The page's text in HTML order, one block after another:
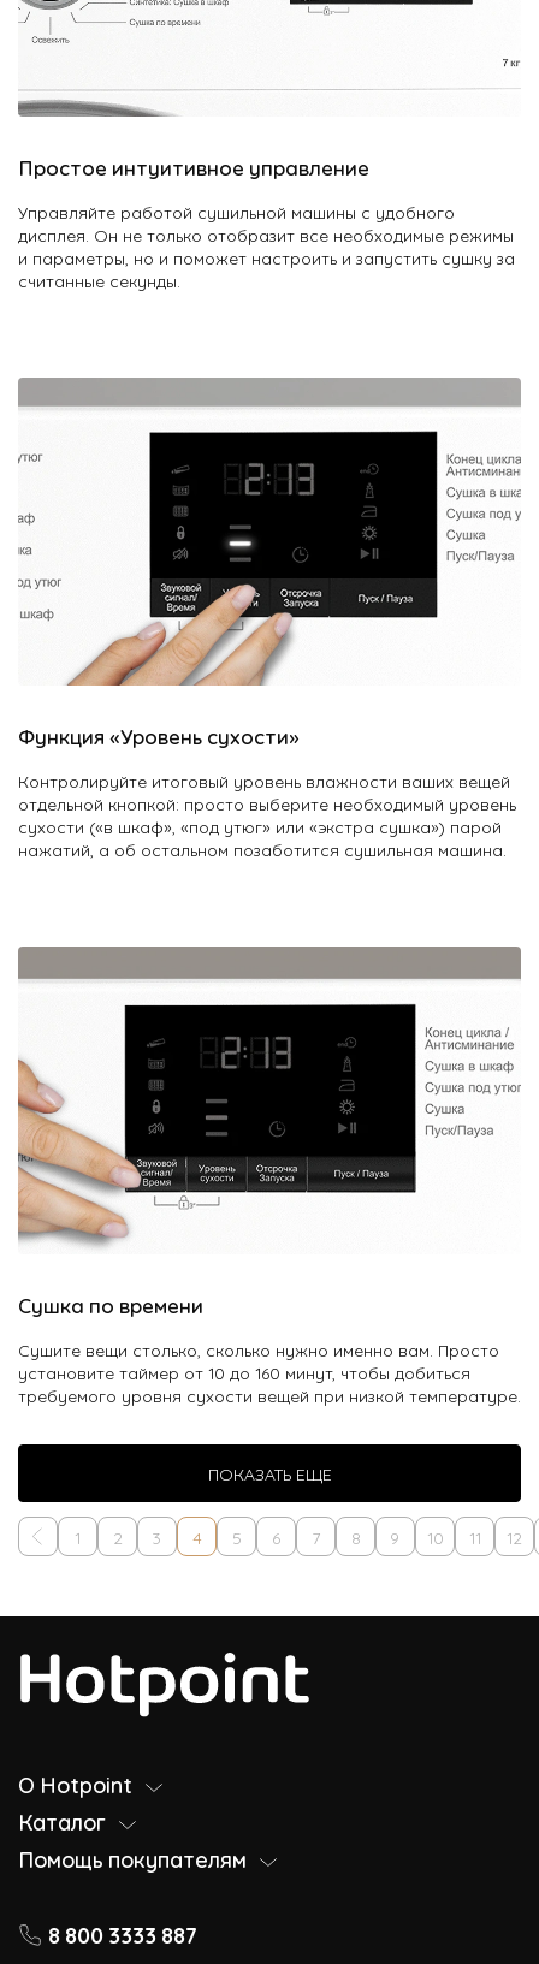
Простое интуитивное управление
Управляйте работой сушильной машины с удобного
дисплея. Он не только отобразит все необходимые режимы
и параметры, но и поможет настроить и запустить сушку за
считанные секунды.
Функция «Уровень сухости»
Контролируйте итоговый уровень влажности ваших вещей
отдельной кнопкой: просто выберите необходимый уровень
сухости («в шкаф», «под утюг» или «экстра сушка») парой
нажатий, а об остальном позаботится сушильная машина.
Сушка по времени
Сушите вещи столько, сколько нужно именно вам. Просто
установите таймер от 10 до 160 минут, чтобы добиться
требуемого уровня сухости вещей при низкой температуре.
ПОКАЗАТЬ ЕЩЕ
1 2 3 4 5 6 7 8 9 10 11 12
О Hotpoint
Каталог
Помощь покупателям
8 800 3333 887